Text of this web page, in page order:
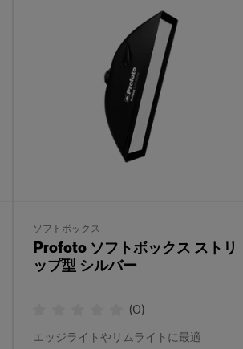
ソフトボックス
Profoto ソフトボックス ストリ
ップ型 シルバー
(0)
エッジライトやリムライトに最適